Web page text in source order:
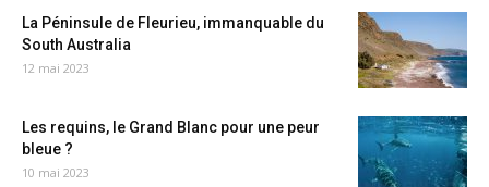
La Péninsule de Fleurieu, immanquable du
South Australia
12 mai 2023
Les requins, le Grand Blanc pour une peur
bleue ?
10 mai 2023